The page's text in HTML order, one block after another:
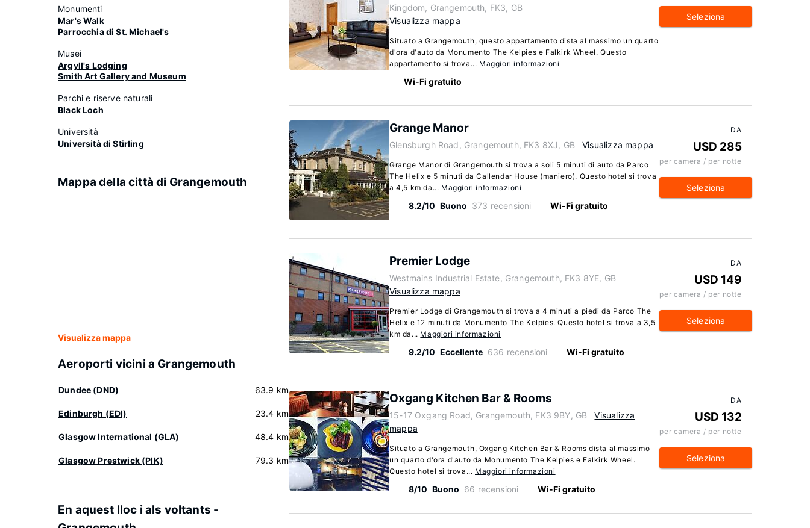
Monumenti
Mar's Walk
Parrocchia di St. Michael's
Musei
Argyll's Lodging
Smith Art Gallery and Museum
Parchi e riserve naturali
Black Loch
Università
Università di Stirling
Mappa della città di Grangemouth
Visualizza mappa
Aeroporti vicini a Grangemouth
Dundee (DND) 63.9 km
Edinburgh (EDI) 23.4 km
Glasgow International (GLA) 48.4 km
Glasgow Prestwick (PIK) 79.3 km
En aquest lloc i als voltants -
Kingdom, Grangemouth, FK3, GB
Visualizza mappa
Situato a Grangemouth, questo appartamento dista al massimo un quarto
d'ora d'auto da Monumento The Kelpies e Falkirk Wheel. Questo
appartamento si trova... Maggiori informazioni
Wi-Fi gratuito
Seleziona
Grange Manor
Glensburgh Road, Grangemouth, FK3 8XJ, GB Visualizza mappa
Grange Manor di Grangemouth si trova a soli 5 minuti di auto da Parco
The Helix e 5 minuti da Callendar House (maniero). Questo hotel si trova
a 4,5 km da... Maggiori informazioni
8.2/10 Buono 373 recensioni Wi-Fi gratuito
DA
USD 285
per camera / per notte
Seleziona
Premier Lodge
Westmains Industrial Estate, Grangemouth, FK3 8YE, GB
Visualizza mappa
Premier Lodge di Grangemouth si trova a 4 minuti a piedi da Parco The
Helix e 12 minuti da Monumento The Kelpies. Questo hotel si trova a 3,5
km da... Maggiori informazioni
9.2/10 Eccellente 636 recensioni Wi-Fi gratuito
DA
USD 149
per camera / per notte
Seleziona
Oxgang Kitchen Bar & Rooms
15-17 Oxgang Road, Grangemouth, FK3 9BY, GB
Visualizza
mappa
Situato a Grangemouth, Oxgang Kitchen Bar & Rooms dista al massimo
un quarto d'ora d'auto da Monumento The Kelpies e Falkirk Wheel.
Questo hotel si trova... Maggiori informazioni
8/10 Buono 66 recensioni Wi-Fi gratuito
DA
USD 132
per camera / per notte
Seleziona